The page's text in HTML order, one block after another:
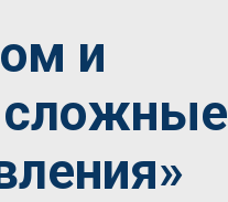
и
сложные